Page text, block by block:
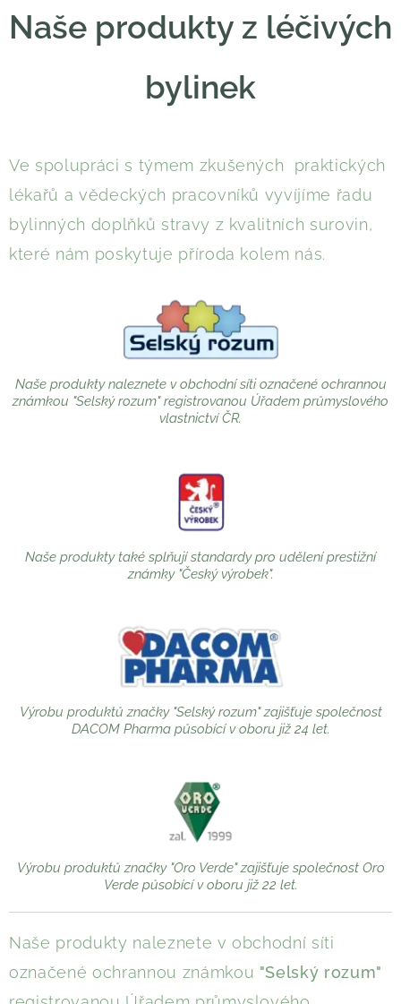
Naše produkty z léčivých
bylinek
Ve spolupráci s týmem zkušených praktických
lékařů a vědeckých pracovníků vyvíjíme řadu
bylinných doplňků stravy z kvalitních surovin,
které nám poskytuje příroda kolem nás.
Naše produkty naleznete v obchodní síti označené ochrannou
známkou "Selský rozum" registrovanou Úřadem průmyslového
vlastnictví ČR.
Naše produkty také splňují standardy pro udělení prestižní
známky "Český výrobek".
Výrobu produktů značky "Selský rozum" zajišťuje společnost
DACOM Pharma působící v oboru již 24 let.
Výrobu produktů značky "Oro Verde" zajišťuje společnost Oro
Verde působící v oboru již 22 let.
Naše produkty naleznete v obchodní síti
označené ochrannou známkou "Selský rozum"